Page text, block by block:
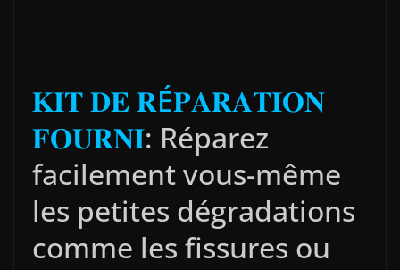
𝐊𝐈𝐓 𝐃𝐄 𝐑É𝐏𝐀𝐑𝐀𝐓𝐈𝐎𝐍
𝐅𝐎𝐔𝐑𝐍𝐈: Réparez
facilement vous-même
les petites dégradations
comme les fissures ou